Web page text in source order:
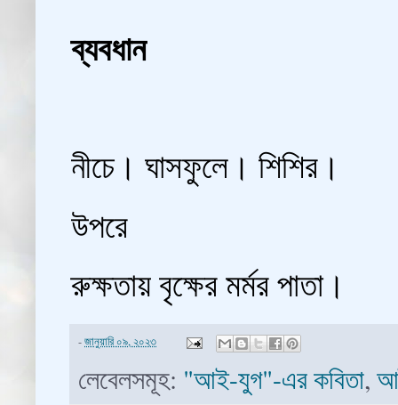
ব্যবধান
নীচে। ঘাসফুলে। শিশির।
উপরে
রুক্ষতায় বৃক্ষের মর্মর পাতা।
-জানুয়ারি ০৯, ২০২৩
লেবেলসমূহ: "আই-যুগ"-এর কবিতা,